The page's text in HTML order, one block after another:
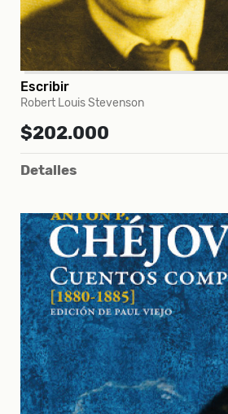
Escribir
Robert Louis Stevenson
$202.000
Detalles